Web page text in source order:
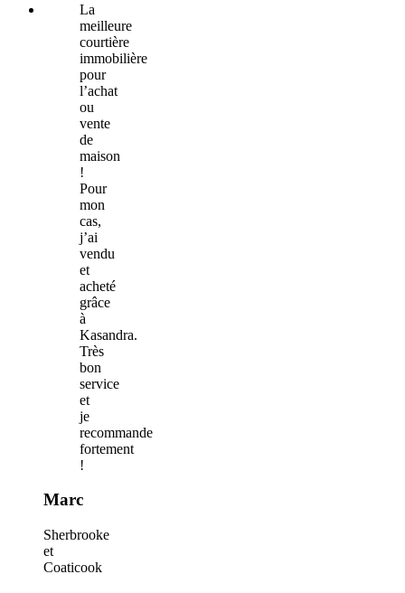
La
meilleure
courtière
immobilière
pour
l’achat
ou
vente
de
maison
!
Pour
mon
cas,
j’ai
vendu
et
acheté
grâce
à
Kasandra.
Très
bon
service
et
je
recommande
fortement
!
Marc
Sherbrooke
et
Coaticook